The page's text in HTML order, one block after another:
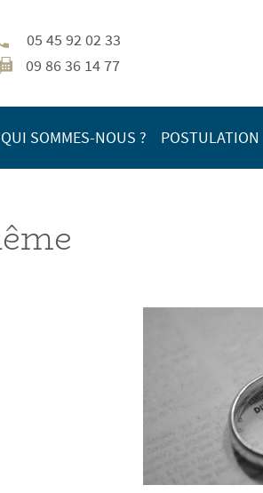
05 45 92 02 33
09 86 36 14 77
QUI SOMMES-NOUS ? POSTULATION